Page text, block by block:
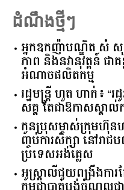
ដំណឹងថ្មីៗ
អ្នកឧកញ៉ាបណ្ឌិត សំ
ភាព និងនវានុវត្តន៍ ជ
អំណាចផលិតកម្ម
រដ្ឋមន្ត្រី ហួត ហាក់៖ “
សគ្គ តែជាឱកាសស្គាល់
កូនប្រុសម្ចាស់ក្រុមហ៊ុ
ញ្ចប់ការសិក្សា នៅរា
ប្រទេសអង់គ្លេស
អូស្ត្រាលី​ជួយ​ពង្រឹង​ការ​